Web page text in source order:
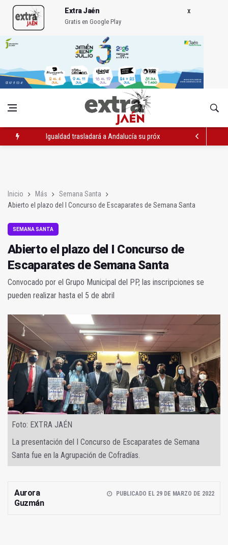
Extra Jaén
Gratis en Google Play
Igualdad trasladará a Andalucía su próximo comité de crisis
Inicio Más
Semana Santa
Abierto el plazo del I Concurso de Escaparates de Semana Santa
SEMANA SANTA
Abierto el plazo del I Concurso de
Escaparates de Semana Santa
Convocado por el Grupo Municipal del PP, las inscripciones se
pueden realizar hasta el 5 de abril
Foto: EXTRA JAÉN
La presentación del I Concurso de Escaparates de Semana
Santa fue en la Agrupación de Cofradías.
Aurora
Guzmán
PUBLICADO EL 29 DE MARZO DE 2022